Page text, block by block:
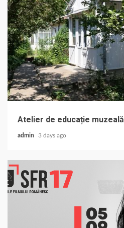
Atelier de educație muzeală
admin 3 days ago